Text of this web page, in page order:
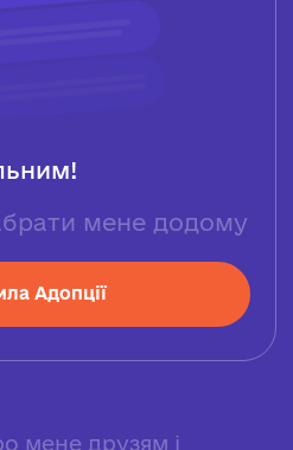
мене друзям і
мене додому
Адопції